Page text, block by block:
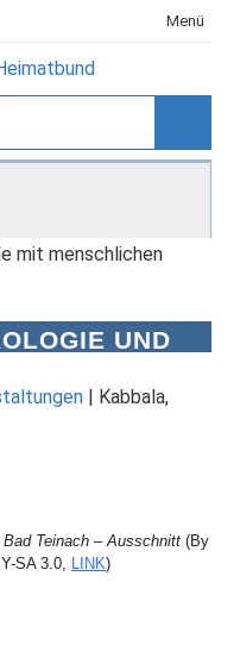
Menü
UND
| Kabbala,
Teinach – Ausschnitt (By
SA 3.0, LINK)